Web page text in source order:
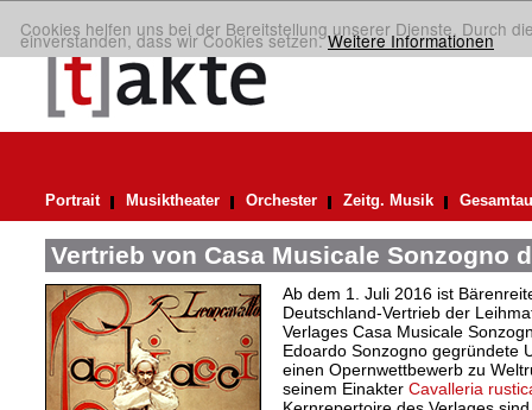
Cookies helfen uns bei der Bereitstellung unserer Dienste. Durch
einverstanden, dass wir Cookies setzen.Weitere Informationen
Portrait Musiktheater Orchester Zeitg. Musik
Vertrieb von Casa Musicale Sonzogno
Ab dem 1. Juli 2016 ist
Deutschland-Vertrieb der
Verlages Casa Musicale
Edoardo Sonzogno gegründete
einen Opernwettbewerb zu
seinem Einakter Cavalleria